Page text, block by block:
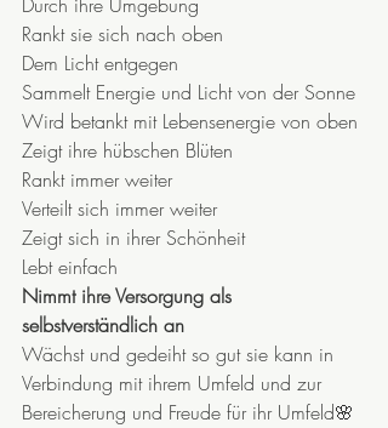
Rankt sie sich nach oben
Dem Licht entgegen
Sammelt Energie und Licht von der Sonne
Wird betankt mit Lebensenergie von oben
Zeigt ihre hübschen Blüten
Rankt immer weiter
Verteilt sich immer weiter
Zeigt sich in ihrer Schönheit
Lebt einfach
Nimmt ihre Versorgung als
selbstverständlich an
Wächst und gedeiht so gut sie kann in
Verbindung mit ihrem Umfeld und zur
Bereicherung und Freude für ihr Umfeld🌸